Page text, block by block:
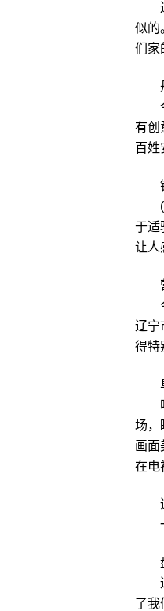
似的
们家
有创
百姓
于适
让人
辽宁
得特
场，
画面
在电
了我